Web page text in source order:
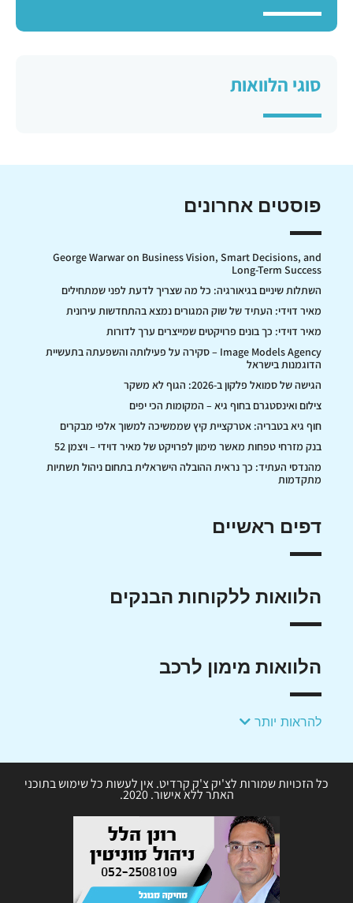
סוגי הלוואות
פוסטים אחרונים
George Warwar on Business Vision, Smart Decisions, and
Long-Term Success
השתלות שיניים בגיאורגיה: כל מה שצריך לדעת לפני שמתחילים
מאיר דוידי: העתיד של שוק המגורים נמצא בהתחדשות עירונית
מאיר דוידי: כך בונים פרויקטים שמייצרים ערך לדורות
Image Models Agency – סקירה על פעילותה והשפעתה בתעשיית
הדוגמנות בישראל
הגישה של סמואל פלקון ב-2026: הגוף לא משקר
צילום ואינסטגרם בחוף גיא – המקומות הכי יפים
חוף גיא בטבריה: אטרקציית קיץ שממשיכה למשוך אלפי מבקרים
בנק מזרחי טפחות מאשר מימון לפרויקט של מאיר דוידי – ויצמן 52
מהנדסי העתיד: כך נראית ההובלה הישראלית בתחום ניהול תשתיות
מתקדמות
דפים ראשיים
הלוואות ללקוחות הבנקים
הלוואות מימון לרכב
להראות יותר
כל הזכויות שמורות לצ'יק צ'ק קרדיט. אין לעשות כל שימוש בתוכני
האתר ללא אישור. 2020.